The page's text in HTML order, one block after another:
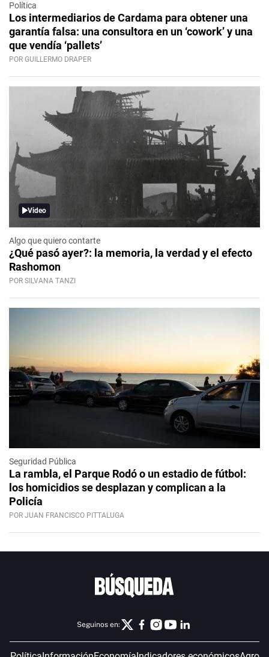
Política
Los intermediarios de Cardama para obtener una
garantía falsa: una consultora en un ‘cowork’ y una
que vendía ‘pallets’
POR GUILLERMO DRAPER
Video
Algo que quiero contarte
¿Qué pasó ayer?: la memoria, la verdad y el efecto
Rashomon
POR SILVANA TANZI
Seguridad Pública
La rambla, el Parque Rodó o un estadio de fútbol:
los homicidios se desplazan y complican a la
Policía
POR JUAN FRANCISCO PITTALUGA
Seguinos en: